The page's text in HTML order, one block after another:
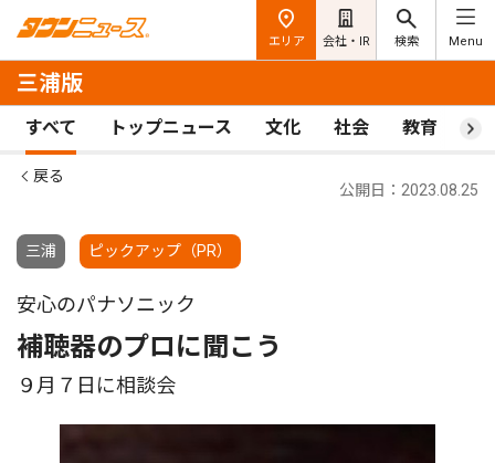
エリア 会社・IR 検索 Menu
三浦版
すべて トップニュース 文化 社会 教育 ス
戻る
三浦 ピックアップ（PR）
公開日：2023.08.25
安心のパナソニック
補聴器のプロに聞こう
９月７日に相談会